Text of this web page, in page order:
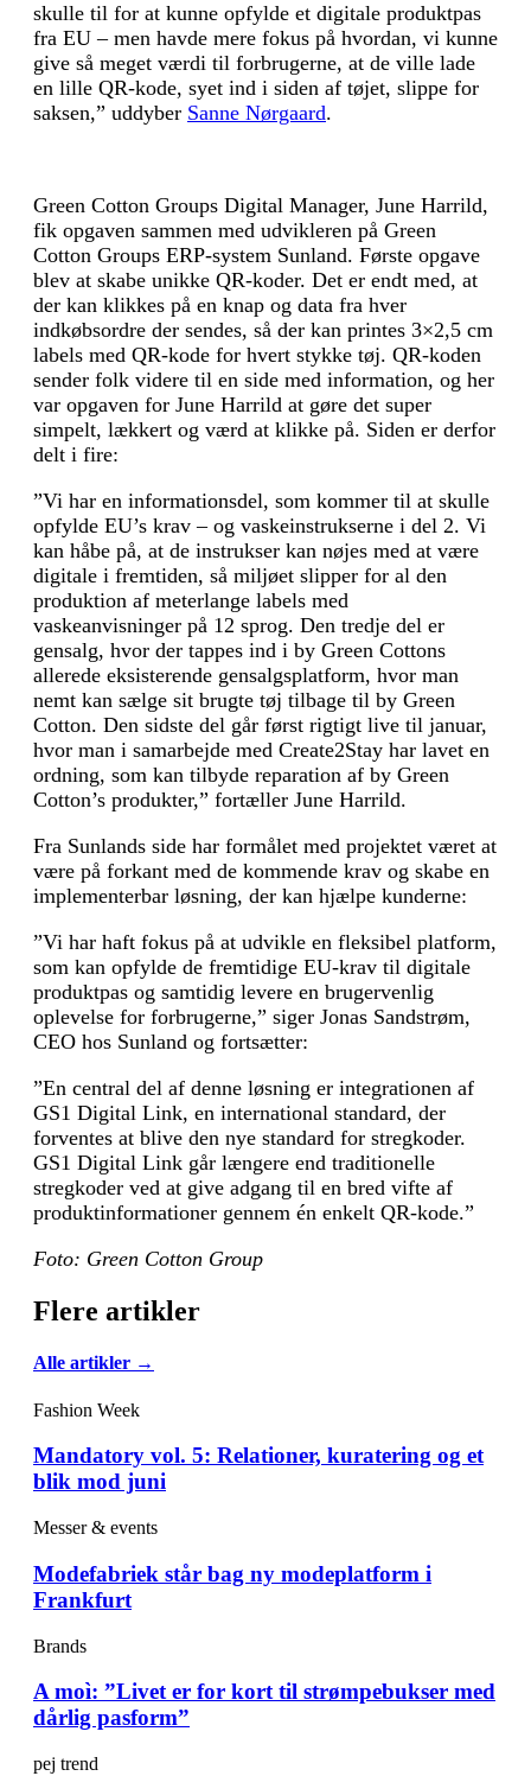
skulle til for at kunne opfylde et digitale produktpas
fra EU – men havde mere fokus på hvordan, vi kunne
give så meget værdi til forbrugerne, at de ville lade
en lille QR-kode, syet ind i siden af tøjet, slippe for
saksen,” uddyber Sanne Nørgaard.
Green Cotton Groups Digital Manager, June Harrild,
fik opgaven sammen med udvikleren på Green
Cotton Groups ERP-system Sunland. Første opgave
blev at skabe unikke QR-koder. Det er endt med, at
der kan klikkes på en knap og data fra hver
indkøbsordre der sendes, så der kan printes 3×2,5 cm
labels med QR-kode for hvert stykke tøj. QR-koden
sender folk videre til en side med information, og her
var opgaven for June Harrild at gøre det super
simpelt, lækkert og værd at klikke på. Siden er derfor
delt i fire:
”Vi har en informationsdel, som kommer til at skulle
opfylde EU’s krav – og vaskeinstrukserne i del 2. Vi
kan håbe på, at de instrukser kan nøjes med at være
digitale i fremtiden, så miljøet slipper for al den
produktion af meterlange labels med
vaskeanvisninger på 12 sprog. Den tredje del er
gensalg, hvor der tappes ind i by Green Cottons
allerede eksisterende gensalgsplatform, hvor man
nemt kan sælge sit brugte tøj tilbage til by Green
Cotton. Den sidste del går først rigtigt live til januar,
hvor man i samarbejde med Create2Stay har lavet en
ordning, som kan tilbyde reparation af by Green
Cotton’s produkter,” fortæller June Harrild.
Fra Sunlands side har formålet med projektet været at
være på forkant med de kommende krav og skabe en
implementerbar løsning, der kan hjælpe kunderne:
”Vi har haft fokus på at udvikle en fleksibel platform,
som kan opfylde de fremtidige EU-krav til digitale
produktpas og samtidig levere en brugervenlig
oplevelse for forbrugerne,” siger Jonas Sandstrøm,
CEO hos Sunland og fortsætter:
”En central del af denne løsning er integrationen af
GS1 Digital Link, en international standard, der
forventes at blive den nye standard for stregkoder.
GS1 Digital Link går længere end traditionelle
stregkoder ved at give adgang til en bred vifte af
produktinformationer gennem én enkelt QR-kode.”
Foto: Green Cotton Group
Flere artikler
Alle artikler →
Fashion Week
Mandatory vol. 5: Relationer, kuratering og et
blik mod juni
Messer & events
Modefabriek står bag ny modeplatform i
Frankfurt
Brands
A moì: ”Livet er for kort til strømpebukser med
dårlig pasform”
pej trend